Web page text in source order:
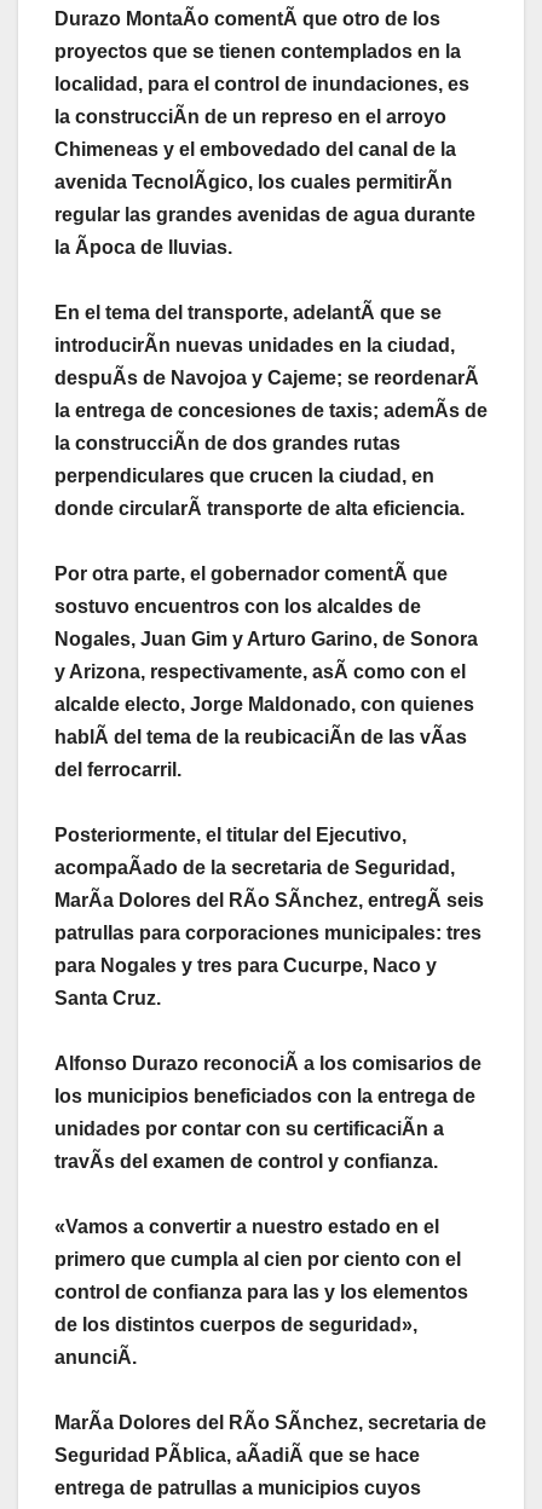
Durazo MontaÃo comentÃ que otro de los
proyectos que se tienen contemplados en la
localidad, para el control de inundaciones, es
la construcciÃn de un represo en el arroyo
Chimeneas y el embovedado del canal de la
avenida TecnolÃgico, los cuales permitirÃn
regular las grandes avenidas de agua durante
la Ãpoca de lluvias.
En el tema del transporte, adelantÃ que se
introducirÃn nuevas unidades en la ciudad,
despuÃs de Navojoa y Cajeme; se reordenarÃ
la entrega de concesiones de taxis; ademÃs de
la construcciÃn de dos grandes rutas
perpendiculares que crucen la ciudad, en
donde circularÃ transporte de alta eficiencia.
Por otra parte, el gobernador comentÃ que
sostuvo encuentros con los alcaldes de
Nogales, Juan Gim y Arturo Garino, de Sonora
y Arizona, respectivamente, asÃ como con el
alcalde electo, Jorge Maldonado, con quienes
hablÃ del tema de la reubicaciÃn de las vÃas
del ferrocarril.
Posteriormente, el titular del Ejecutivo,
acompaÃado de la secretaria de Seguridad,
MarÃa Dolores del RÃo SÃnchez, entregÃ seis
patrullas para corporaciones municipales: tres
para Nogales y tres para Cucurpe, Naco y
Santa Cruz.
Alfonso Durazo reconociÃ a los comisarios de
los municipios beneficiados con la entrega de
unidades por contar con su certificaciÃn a
travÃs del examen de control y confianza.
«Vamos a convertir a nuestro estado en el
primero que cumpla al cien por ciento con el
control de confianza para las y los elementos
de los distintos cuerpos de seguridad»,
anunciÃ.
MarÃa Dolores del RÃo SÃnchez, secretaria de
Seguridad PÃblica, aÃadiÃ que se hace
entrega de patrullas a municipios cuyos